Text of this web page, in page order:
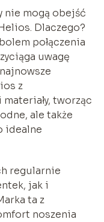
nie mogą obejść
Dlaczego?
połączenia
uwagę
z
tworząc
ale także
idealne
regularnie
jak i
ta z
noszenia